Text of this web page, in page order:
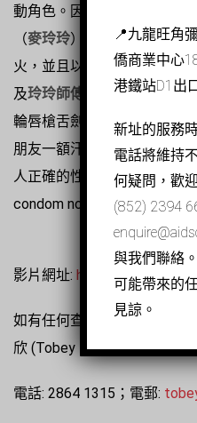
動角色。因此，微電影中講述
（麥玲玲）在囡囡的房間內
火，並且以「約囡囡男朋友
及玲玲師傅
，試探男朋友有
輪唇槍舌劍後，囡囡承認是
朋友一額汗，幸好，得到世
人正確的性知識，並強調「
condom no sex」的主題訊息
影片網址: https://youtu.be/
如有任何查詢，請聯絡「關
欣 (Tobey Tse)
電話: 2864 1315；電郵:
📍九龍旺角
僑商業中心
港鐵站D1出
新址的服務
電話將維持
何疑問，歡
(852) 2394
與我們聯絡
可能帶來的
見諒。